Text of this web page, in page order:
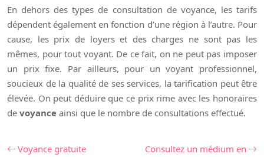
En dehors des types de consultation de voyance, les tarifs
dépendent également en fonction d’une région à l’autre. Pour
cause, les prix de loyers et des charges ne sont pas les
mêmes, pour tout voyant. De ce fait, on ne peut pas imposer
un prix fixe. Par ailleurs, pour un voyant professionnel,
soucieux de la qualité de ses services, la tarification peut être
élevée. On peut déduire que ce prix rime avec les honoraires
de voyance ainsi que le nombre de consultations effectué.
Voyance gratuite
Consultez un médium en